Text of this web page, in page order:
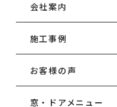
会社案内
施工事例
お客様の声
窓・ドアメニュー